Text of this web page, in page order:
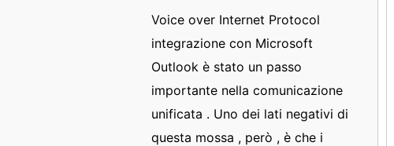
Voice over Internet Protocol
integrazione con Microsoft
Outlook è stato un passo
importante nella comunicazione
unificata . Uno dei lati negativi di
questa mossa , però , è che i